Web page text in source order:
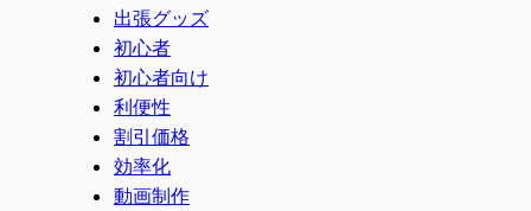
出張グッズ
初心者
初心者向け
利便性
割引価格
効率化
動画制作